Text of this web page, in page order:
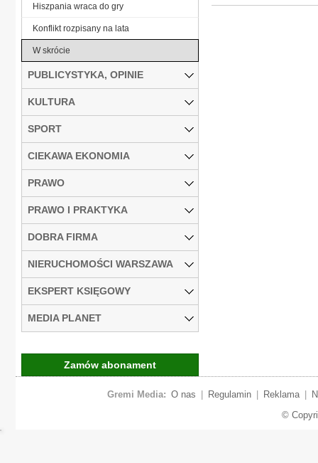
Hiszpania wraca do gry
Konflikt rozpisany na lata
W skrócie
PUBLICYSTYKA, OPINIE
KULTURA
SPORT
CIEKAWA EKONOMIA
PRAWO
PRAWO I PRAKTYKA
DOBRA FIRMA
NIERUCHOMOŚCI WARSZAWA
EKSPERT KSIĘGOWY
MEDIA PLANET
Zamów abonament
Gremi Media: O nas Regulamin Reklama
©